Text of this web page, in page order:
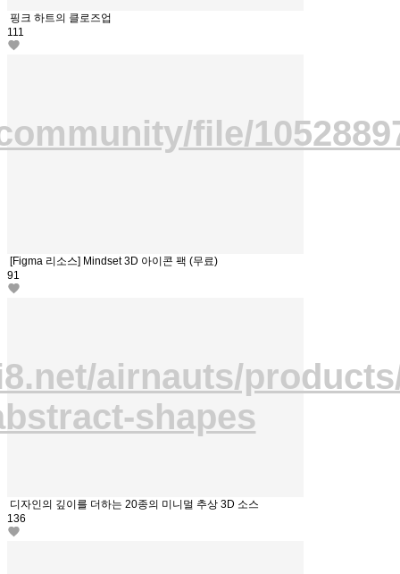
핑크 하트의 클로즈업
111
file/
[Figma 리소스] Mindset 3D 아이콘 팩 (무료)
91
airnauts/
shapes
디자인의 깊이를 더하는 20종의 미니멀 추상 3D 소스
136